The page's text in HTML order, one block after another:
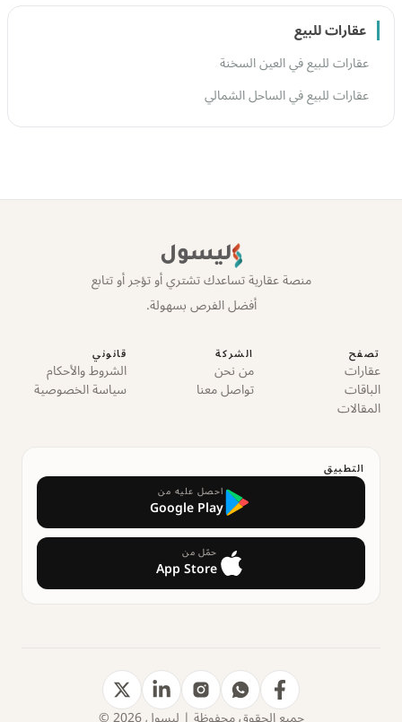
عقارات للبيع
عقارات للبيع في العين السخنة
عقارات للبيع في الساحل الشمالي
ليسول
منصة عقارية تساعدك تشتري أو تؤجر أو تتابع
أفضل الفرص بسهولة.
تصفح
عقارات
الباقات
المقالات
الشركة
من نحن
تواصل معنا
قانوني
الشروط والأحكام
سياسة الخصوصية
التطبيق
احصل عليه من
Google Play
حمّل من
App Store